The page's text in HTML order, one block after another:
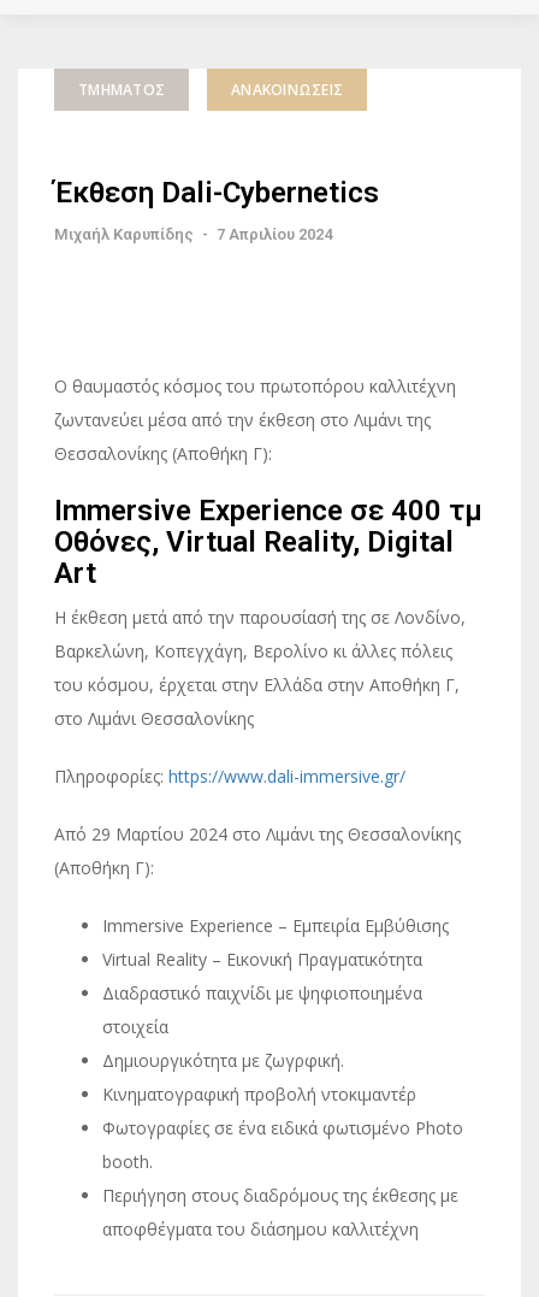
ΤΜΉΜΑΤΟΣ ΑΝΑΚΟΙΝΏΣΕΙΣ
Έκθεση Dali-Cybernetics
Μιχαήλ Καρυπίδης - 7 Απριλίου 2024
Ο θαυμαστός κόσμος του πρωτοπόρου καλλιτέχνη
ζωντανεύει μέσα από την έκθεση στο Λιμάνι της
Θεσσαλονίκης (Αποθήκη Γ):
Immersive Experience σε 400 τμ
Οθόνες, Virtual Reality, Digital
Art
Η έκθεση μετά από την παρουσίασή της σε Λονδίνο,
Βαρκελώνη, Κοπεγχάγη, Βερολίνο κι άλλες πόλεις
του κόσμου, έρχεται στην Ελλάδα στην Αποθήκη Γ,
στο Λιμάνι Θεσσαλονίκης
Πληροφορίες: https://www.dali-immersive.gr/
Από 29 Μαρτίου 2024 στο Λιμάνι της Θεσσαλονίκης
(Αποθήκη Γ):
Immersive Experience – Εμπειρία Εμβύθισης
Virtual Reality – Εικονική Πραγματικότητα
Διαδραστικό παιχνίδι με ψηφιοποιημένα
στοιχεία
Δημιουργικότητα με ζωγρφική.
Κινηματογραφική προβολή ντοκιμαντέρ
Φωτογραφίες σε ένα ειδικά φωτισμένο Photo
booth.
Περιήγηση στους διαδρόμους της έκθεσης με
αποφθέγματα του διάσημου καλλιτέχνη